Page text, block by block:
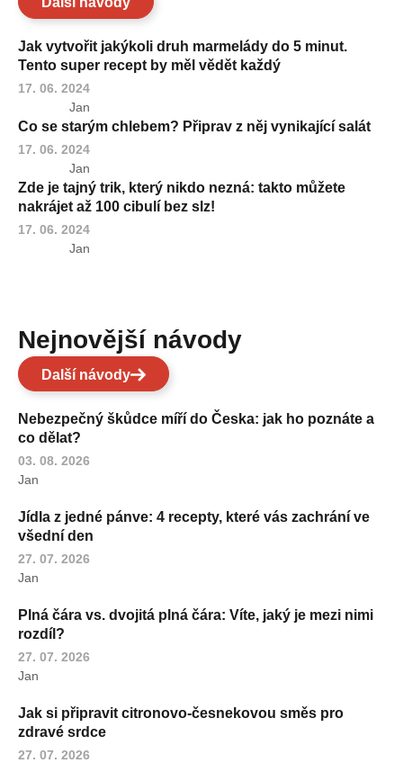
Jak vytvořit jakýkoli druh marmelády do 5 minut.
Tento super recept by měl vědět každý
17. 06. 2024
Jan
Co se starým chlebem? Připrav z něj vynikající salát
17. 06. 2024
Jan
Zde je tajný trik, který nikdo nezná: takto můžete
nakrájet až 100 cibulí bez slz!
17. 06. 2024
Jan
Nejnovější návody
Další návody
Nebezpečný škůdce míří do Česka: jak ho poznáte a
co dělat?
03. 08. 2026
Jan
Jídla z jedné pánve: 4 recepty, které vás zachrání ve
všední den
27. 07. 2026
Jan
Plná čára vs. dvojitá plná čára: Víte, jaký je mezi nimi
rozdíl?
27. 07. 2026
Jan
Jak si připravit citronovo-česnekovou směs pro
zdravé srdce
27. 07. 2026